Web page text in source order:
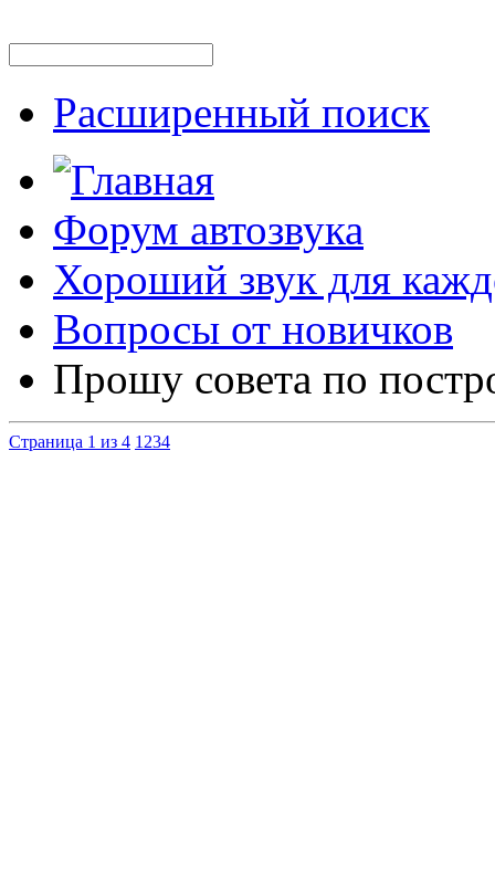
Расширенный поиск
Форум автозвука
Хороший звук для
Вопросы от новичков
Прошу совета по
Страница 1 из 4 1 234